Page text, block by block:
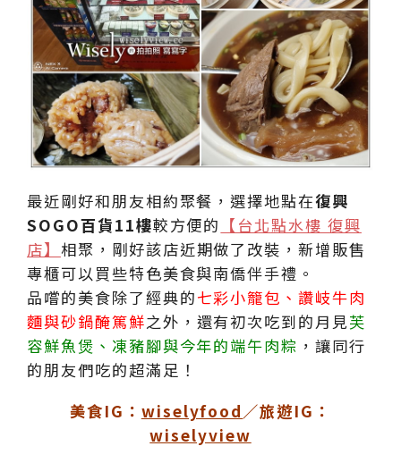
最近剛好和朋友相約聚餐，選擇地點在復興
SOGO百貨11樓較方便的 【台北點水樓 復興
店】 相聚，剛好該店近期做了改裝，新增販售
專櫃可以買些特色美食與南僑伴手禮。
品嚐的美食除了經典的七彩小籠包、讚岐牛肉
麵與砂鍋醃篤鮮之外，還有初次吃到的月見芙
容鮮魚煲、凍豬腳與今年的端午肉粽 ，讓同行
的朋友們吃的超滿足！
美食IG： wiselyfood ／旅遊IG：
wiselyview